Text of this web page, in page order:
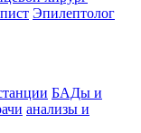
Эпилептолог
БАДы и
анализы и